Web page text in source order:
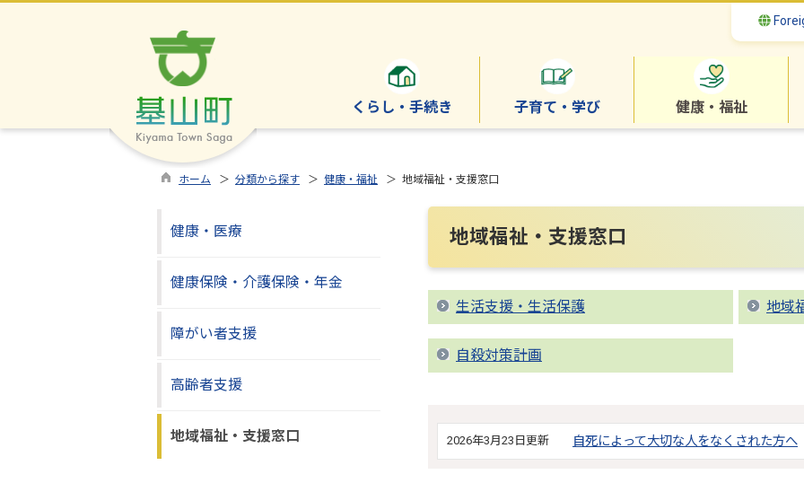
くらし・手続き 子育て・学び 健康・福祉
ホーム ＞ 分類から探す ＞ 健康・福祉 ＞ 地域福祉・支援窓口
地域福祉・支援窓口
生活支援・生活保護 地域
自殺対策計画
2026年3月23日更新 自死によって大切な人をなくされた方へ
健康・医療
健康保険・介護保険・年金
障がい者支援
高齢者支援
地域福祉・支援窓口